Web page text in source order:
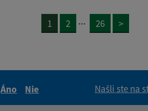
1 2 ... 26 >
Áno
Nie
Našli ste na